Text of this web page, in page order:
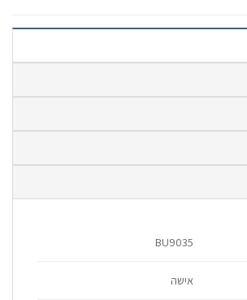
BU9035
אישה